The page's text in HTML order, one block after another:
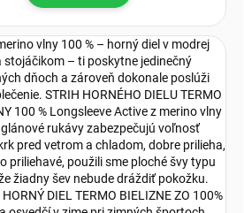
vlny 100 % – horný diel v modrej
– ti poskytne jedinečný
dňoch a zároveň dokonale poslúži
STRIH HORNÉHO DIELU TERMO
100 % Longsleeve Active z merino vlny
rukávy zabezpečujú voľnosť
pred vetrom a chladom, dobre prilieha,
priliehavé, použili sme ploché švy typu
žiadny šev nebude dráždiť pokožku.
HORNÝ DIEL TERMO BIELIZNE ZO 100%